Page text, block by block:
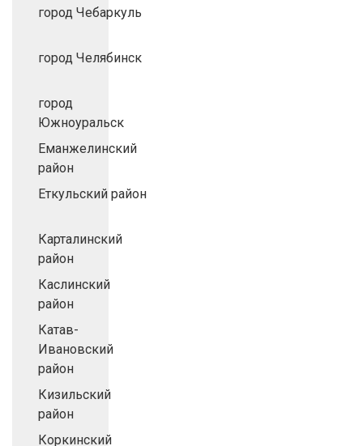
город Чебаркуль
город Челябинск
город
Южноуральск
Еманжелинский
район
Еткульский район
Карталинский
район
Каслинский
район
Катав-
Ивановский
район
Кизильский
район
Коркинский